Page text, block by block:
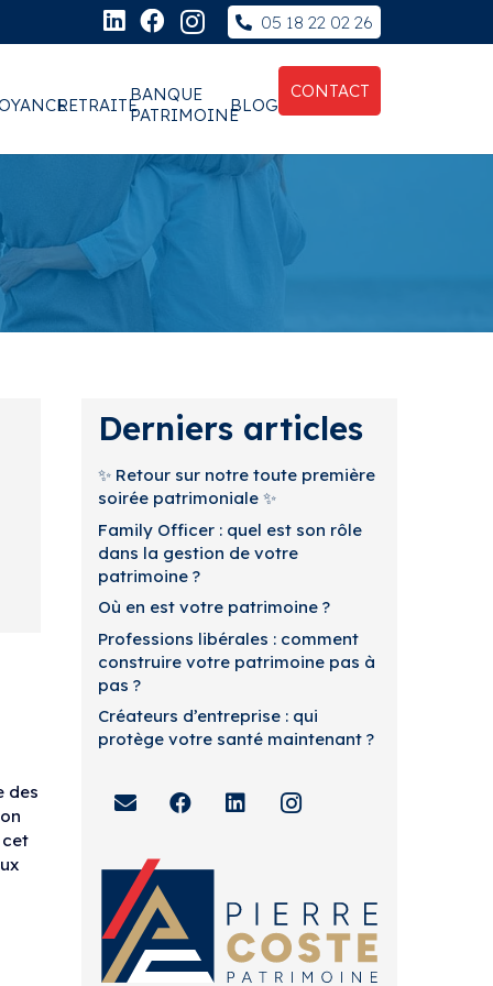
05 18 22 02 26
RETRAITEBANQUE
PATRIMOINEBLOG
CONTACT
des
cet
Derniers articles
✨ Retour sur notre toute première
soirée patrimoniale ✨
Family Officer : quel est son rôle
dans la gestion de votre
patrimoine ?
Où en est votre patrimoine ?
Professions libérales : comment
construire votre patrimoine pas à
pas ?
Créateurs d’entreprise : qui
protège votre santé maintenant ?